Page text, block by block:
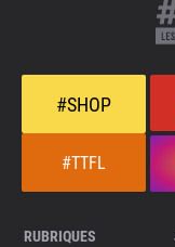
#SHOP
#TTFL
RUBRIQUES